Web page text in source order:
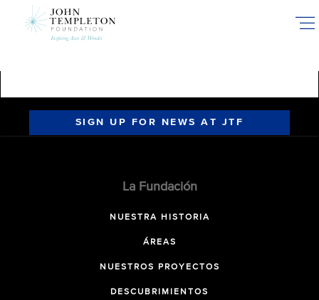
SIGN UP FOR NEWS AT JTF
La Fundación
NUESTRA HISTORIA
ÁREAS
NUESTROS PROYECTOS
DESCUBRIMIENTOS